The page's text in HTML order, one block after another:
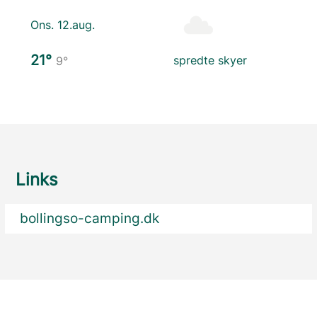
Ons. 12.aug.
21° 9° spredte skyer
Links
bollingso-camping.dk